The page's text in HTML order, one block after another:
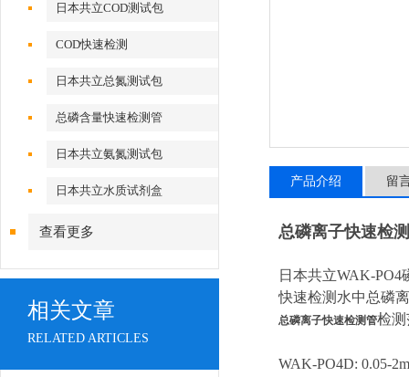
日本共立COD测试包
COD快速检测
日本共立总氮测试包
总磷含量快速检测管
日本共立氨氮测试包
日本共立水质试剂盒
查看更多
相关文章
RELATED ARTICLES
产品介绍 留
总磷离子快速检
日本共立WAK-PO4
快速检测水中总磷
总磷离子快速检测管检
WAK-PO4D: 0.05-